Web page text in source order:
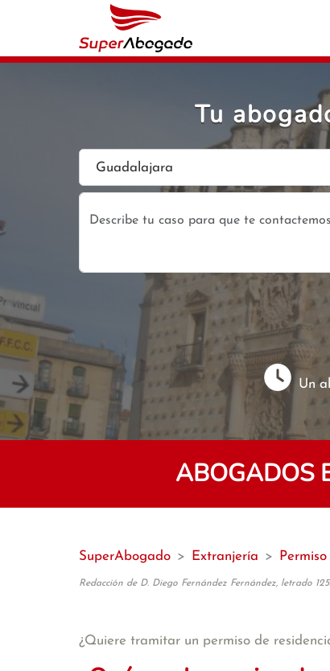
Tu
Guadalajara
Un
ABOGADOS
SuperAbogado > Extranjería >
Redacción de D. Diego Fernández Fernández, letrado
¿Quiere tramitar un permiso de